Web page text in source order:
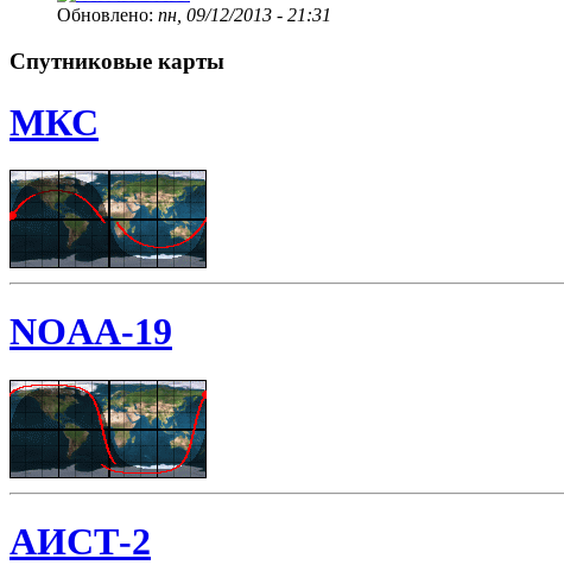
Обновлено: пн, 09/12/2013 - 21:31
Спутниковые карты
МКС
NOAA-19
АИСТ-2